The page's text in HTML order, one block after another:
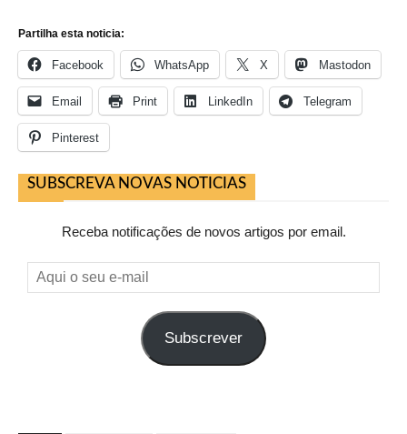
Partilha esta noticia:
Facebook WhatsApp X Mastodon
Email Print LinkedIn Telegram
Pinterest
SUBSCREVA NOVAS NOTICIAS
Receba notificações de novos artigos por email.
Aqui
o
Subscrever